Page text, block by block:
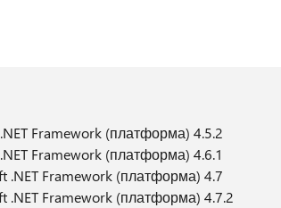
Framework (платформа) 4.5.2
Framework (платформа) 4.6.1
.NET Framework (платформа) 4.7
.NET Framework (платформа) 4.7.2